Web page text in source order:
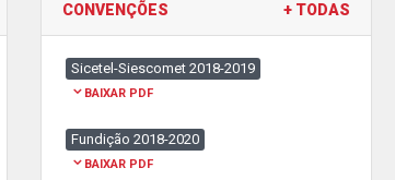
CONVENÇÕES + TODAS
Sicetel-Siescomet 2018-2019
BAIXAR PDF
Fundição 2018-2020
BAIXAR PDF